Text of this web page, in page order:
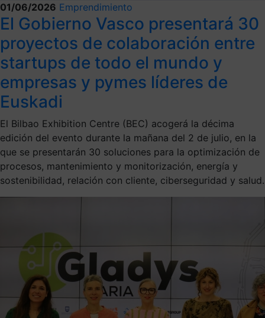
01/06/2026 Emprendimiento
El Gobierno Vasco presentará 30
proyectos de colaboración entre
startups de todo el mundo y
empresas y pymes líderes de
Euskadi
El Bilbao Exhibition Centre (BEC) acogerá la décima
edición del evento durante la mañana del 2 de julio, en la
que se presentarán 30 soluciones para la optimización de
procesos, mantenimiento y monitorización, energía y
sostenibilidad, relación con cliente, ciberseguridad y salud.